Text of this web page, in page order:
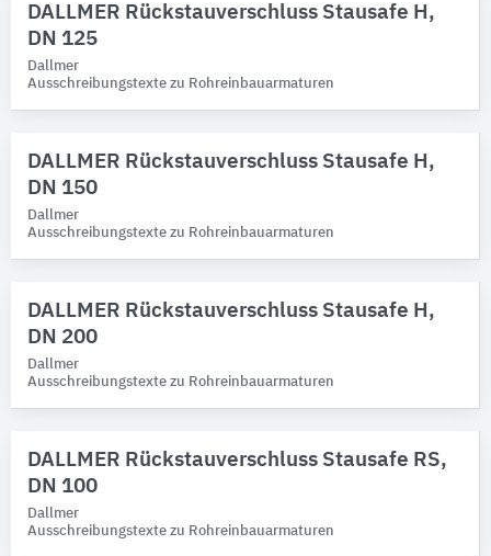
DALLMER Rückstauverschluss Stausafe H,
DN 125
Dallmer
Ausschreibungstexte zu Rohreinbauarmaturen
DALLMER Rückstauverschluss Stausafe H,
DN 150
Dallmer
Ausschreibungstexte zu Rohreinbauarmaturen
DALLMER Rückstauverschluss Stausafe H,
DN 200
Dallmer
Ausschreibungstexte zu Rohreinbauarmaturen
DALLMER Rückstauverschluss Stausafe RS,
DN 100
Dallmer
Ausschreibungstexte zu Rohreinbauarmaturen